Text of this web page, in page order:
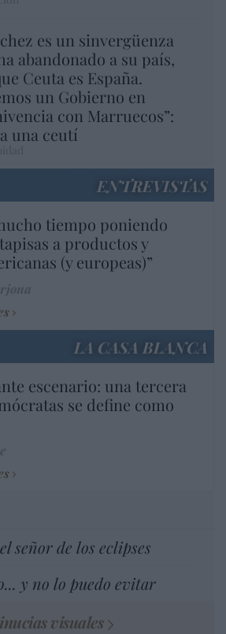
es un sinvergüenza
abandonado a su país,
Ceuta es España.
un Gobierno en
con Marruecos”:
una ceutí
ENTREVISTAS
tiempo poniendo
a productos y
(y europeas)”
LA CASA BLANCA
escenario: una tercera
se define como
señor de los eclipses
y no lo puedo evitar
visuales